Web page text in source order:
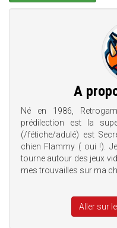
A
Né en 1986,
prédilection est la
(/fétiche/adulé) est
chien Flammy ( oui !).
tourne autour des jeux
mes trouvailles sur ma
Aller sur